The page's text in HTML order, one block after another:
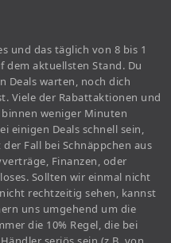
und das täglich von 8 bis 1
dem aktuellsten Stand. Du
Deals warten, noch dich
Viele der Rabattaktionen und
weniger Minuten
einigen Deals schnell sein,
Fall bei Schnäppchen aus
Finanzen, oder
Sollten wir einmal nicht
rechtzeitig sehen, kannst
uns umgehend um die
die 10% Regel, die bei